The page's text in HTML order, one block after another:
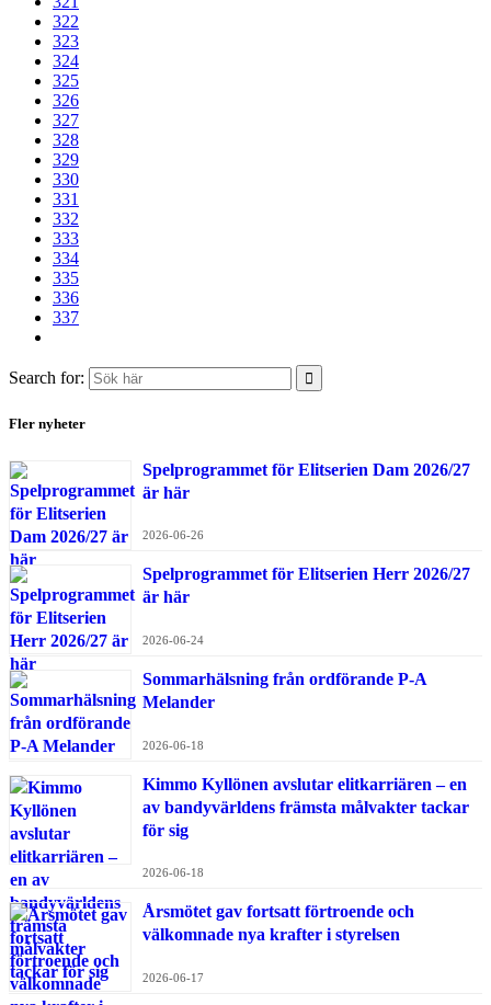
322
323
324
325
326
327
328
329
330
331
332
333
334
335
336
337
Search for:
Fler nyheter
Spelprogrammet för Elitserien Dam 2026/27
är här
2026-06-26
Spelprogrammet för Elitserien Herr 2026/27
är här
2026-06-24
Sommarhälsning från ordförande P-A
Melander
2026-06-18
Kimmo Kyllönen avslutar elitkarriären – en
av bandyvärldens främsta målvakter tackar
för sig
2026-06-18
Årsmötet gav fortsatt förtroende och
välkomnade nya krafter i styrelsen
2026-06-17